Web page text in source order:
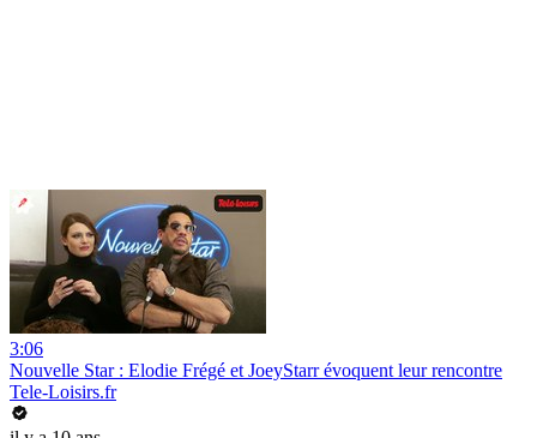
3:06
Nouvelle Star : Elodie Frégé et JoeyStarr évoquent leur rencontre
Tele-Loisirs.fr